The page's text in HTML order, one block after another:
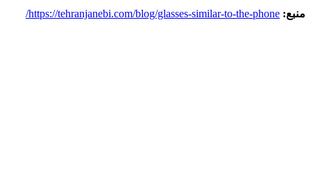
منبع: https://tehranjanebi.com/blog/glasses-similar-to-the-phone/